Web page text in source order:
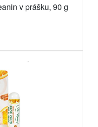
v prášku, 90 g